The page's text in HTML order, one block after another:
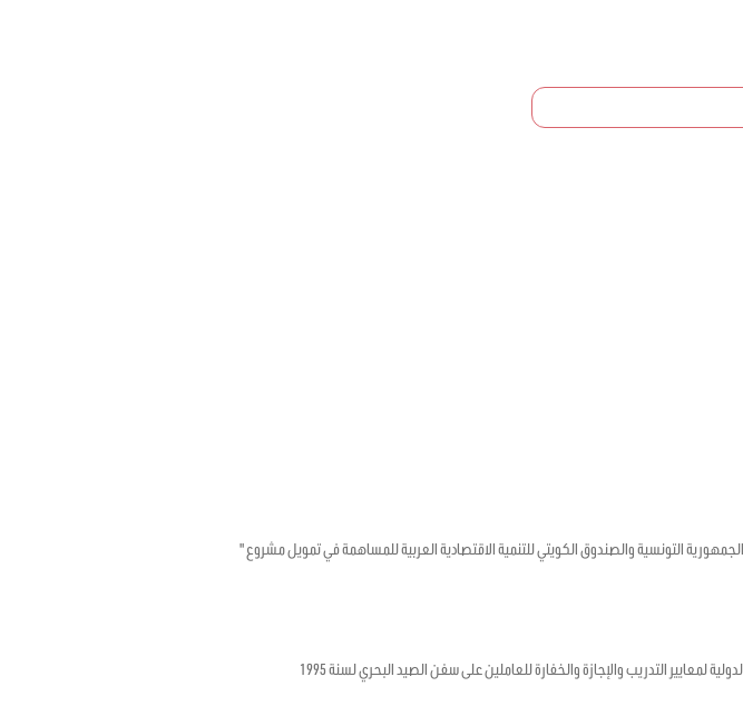
على اتفاقية القرض المبرمة بتاريخ 25 ديسمبر 2018 بين الجمهورية التونسية والصندوق الكويتي للتنمية الاقتصادية العربية للمساهمة في تمويل مشروع "
لمعايير التدريب والإجازة والخفارة للعاملين على سفن الصيد البحري لسنة 1995